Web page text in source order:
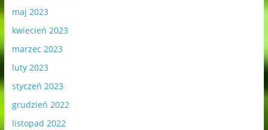
maj 2023
kwiecień 2023
marzec 2023
luty 2023
styczeń 2023
grudzień 2022
listopad 2022